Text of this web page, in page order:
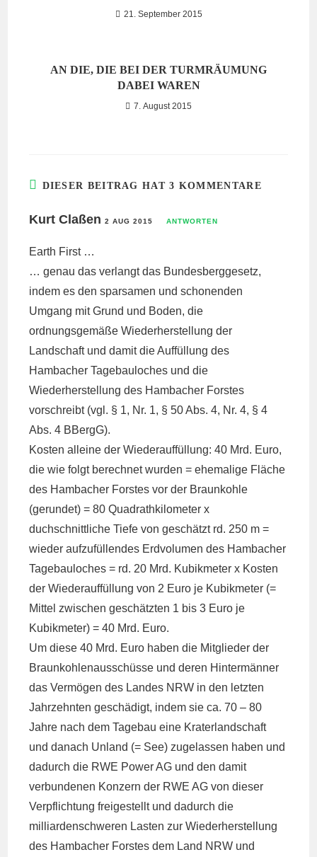
21. September 2015
AN DIE, DIE BEI DER TURMRÄUMUNG
DABEI WAREN
7. August 2015
DIESER BEITRAG HAT 3 KOMMENTARE
Kurt Claßen2 AUG 2015 ANTWORTEN
Earth First …
… genau das verlangt das Bundesberggesetz,
indem es den sparsamen und schonenden
Umgang mit Grund und Boden, die
ordnungsgemäße Wiederherstellung der
Landschaft und damit die Auffüllung des
Hambacher Tagebauloches und die
Wiederherstellung des Hambacher Forstes
vorschreibt (vgl. § 1, Nr. 1, § 50 Abs. 4, Nr. 4, § 4
Abs. 4 BBergG).
Kosten alleine der Wiederauffüllung: 40 Mrd. Euro,
die wie folgt berechnet wurden = ehemalige Fläche
des Hambacher Forstes vor der Braunkohle
(gerundet) = 80 Quadrathkilometer x
duchschnittliche Tiefe von geschätzt rd. 250 m =
wieder aufzufüllendes Erdvolumen des Hambacher
Tagebauloches = rd. 20 Mrd. Kubikmeter x Kosten
der Wiederauffüllung von 2 Euro je Kubikmeter (=
Mittel zwischen geschätzten 1 bis 3 Euro je
Kubikmeter) = 40 Mrd. Euro.
Um diese 40 Mrd. Euro haben die Mitglieder der
Braunkohlenausschüsse und deren Hintermänner
das Vermögen des Landes NRW in den letzten
Jahrzehnten geschädigt, indem sie ca. 70 – 80
Jahre nach dem Tagebau eine Kraterlandschaft
und danach Unland (= See) zugelassen haben und
dadurch die RWE Power AG und den damit
verbundenen Konzern der RWE AG von dieser
Verpflichtung freigestellt und dadurch die
milliardenschweren Lasten zur Wiederherstellung
des Hambacher Forstes dem Land NRW und